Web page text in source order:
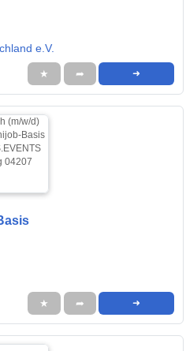
e.V.
★ ➦ ➜
★ ➦ ➜